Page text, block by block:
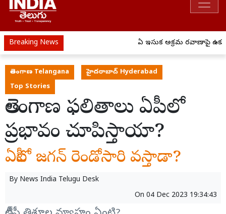
Breaking News ఏపీ ఇసుక అక్రమ రవాణాపై
తెలంగాణ Telangana
హైదరాబాద్ Hyderabad
Top Stories
తెలంగాణ ఫలితాలు ఏపీలో
ప్రభావం చూపిస్తాయా?
ఏపీలో జగన్ రెండోసారి వస్తాడా?
By News India Telugu Desk
On 04 Dec 2023 19:34:43